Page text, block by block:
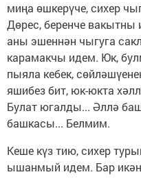
миңа өшкерүче, сихер
Дөрес, беренче
аны эшеннән чыгуга
карамакчы идем. Юк,
пыяла кебек,
яшибез бит, юк-юкта
Булат югалды... Әллә
башкасы... Белмим.
Кеше күз тию, сихер
ышанмый идем. Бар икән